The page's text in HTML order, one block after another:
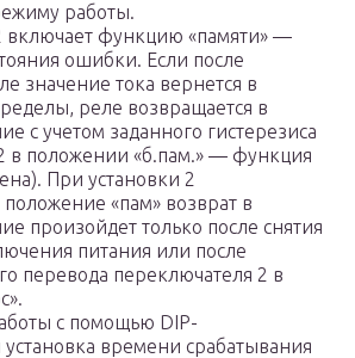
работы.
включает функцию «памяти» —
ошибки. Если после
значение тока вернется в
реле возвращается в
с учетом заданного гистерезиса
в положении «б.пам.» — функция
При установки 2
«пам» возврат в
произойдет только после снятия
питания или после
перевода переключателя 2 в
с помощью DIP-
времени срабатывания